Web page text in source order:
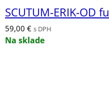
SCUTUM-ERIK-OD
59,00 € s DPH
Na sklade